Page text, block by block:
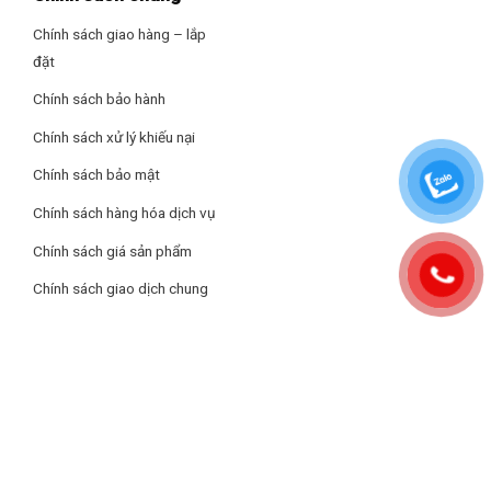
Tivi sử dụng công nghệ QLED kết hợp với REGZA Engine Z1,
mang đến độ phân giải Full HD cực kỳ sắc nét. Công nghệ Direct
LED giúp ánh sáng trên màn hình đồng đều, tạo ra hình ảnh
sống động và chân thực.
Chính sách giao hàng – lắp
đặt
Chính sách bảo hành
Chính sách xử lý khiếu nại
Chính sách bảo mật
Chính sách hàng hóa dịch vụ
Chính sách giá sản phẩm
Chính sách giao dịch chung